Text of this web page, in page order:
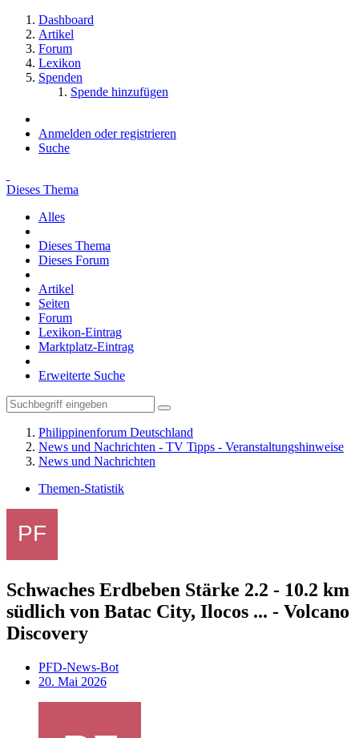
Dashboard
Artikel
Forum
Lexikon
Spenden
Spende hinzufügen
Anmelden oder registrieren
Suche
Dieses Thema
Alles
Dieses Thema
Dieses Forum
Artikel
Seiten
Forum
Lexikon-Eintrag
Marktplatz-Eintrag
Erweiterte Suche
Philippinenforum Deutschland
News und Nachrichten - TV Tipps - Veranstaltungshinweise
News und Nachrichten
Themen-Statistik
Schwaches Erdbeben Stärke 2.2 - 10.2 km
südlich von Batac City, Ilocos ... - Volcano
Discovery
PFD-News-Bot
20. Mai 2026